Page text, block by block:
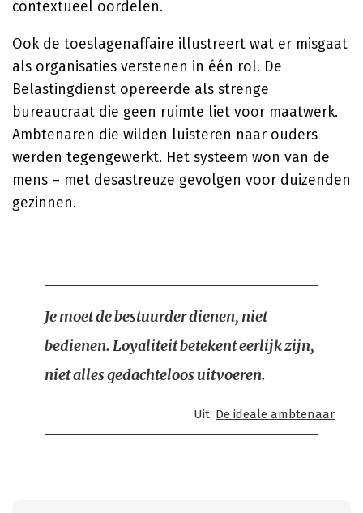
contextueel oordelen.
Ook de toeslagenaffaire illustreert wat er misgaat
als organisaties verstenen in één rol. De
Belastingdienst opereerde als strenge
bureaucraat die geen ruimte liet voor maatwerk.
Ambtenaren die wilden luisteren naar ouders
werden tegengewerkt. Het systeem won van de
mens – met desastreuze gevolgen voor duizenden
gezinnen.
Je moet de bestuurder dienen, niet
bedienen. Loyaliteit betekent eerlijk zijn,
niet alles gedachteloos uitvoeren.
Uit: De ideale ambtenaar